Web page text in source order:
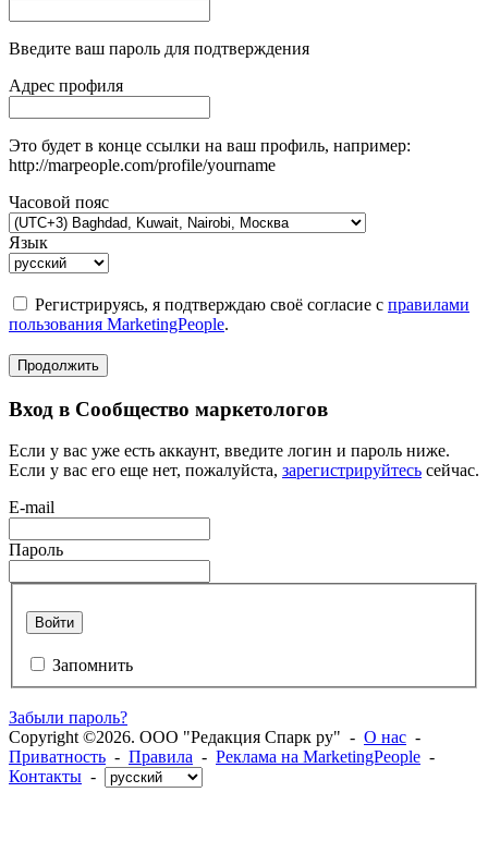
Введите ваш пароль для подтверждения
Адрес профиля
Это будет в конце ссылки на ваш профиль, например:
http://marpeople.com/profile/yourname
Часовой пояс
Язык
Регистрируясь, я подтверждаю своё согласие с правилами
пользования MarketingPeople.
Продолжить
Вход в Сообщество маркетологов
Если у вас уже есть аккаунт, введите логин и пароль ниже.
Если у вас его еще нет, пожалуйста, зарегистрируйтесь сейчас.
E-mail
Пароль
Войти
Запомнить
Забыли пароль?
Copyright ©2026. ООО "Редакция Спарк ру" - О нас -
Приватность - Правила - Реклама на MarketingPeople -
Контакты -